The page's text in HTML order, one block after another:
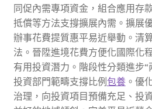
同促內需專項資金，組合應用存
抵償等方法支撐擴展內需。擴展
辦事花費提質惠平易近舉動。清
法。晉陞進境花費方便化國際化
有用投資潛力。階段性分類進步
投資部門範疇支撐比例包養。優
治理，向投資項目預備充足、投